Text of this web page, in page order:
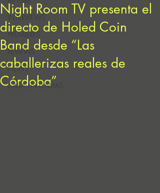
INTERVIEWS
PREMIERES
REVIEWS
NEWS
CASA EN LLAMAS
Night Room TV presenta el
directo de Holed Coin
Band desde “Las
caballerizas reales de
Córdoba”